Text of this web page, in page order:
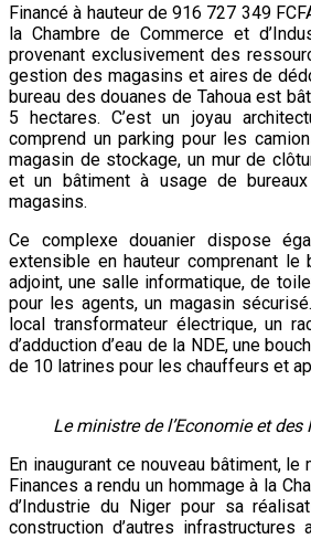
Financé à hauteur de 916 727 349
la Chambre de Commerce et
provenant exclusivement des
gestion des magasins et aires de
bureau des douanes de Tahoua est
5 hectares. C’est un joyau
comprend un parking pour les
magasin de stockage, un mur de
et un bâtiment à usage de
magasins.
Ce complexe douanier dispose
extensible en hauteur comprenant
adjoint, une salle informatique, de
pour les agents, un magasin
local transformateur électrique, un
d’adduction d’eau de la NDE, une
de 10 latrines pour les chauffeurs et
Le ministre de l’Economie et
En inaugurant ce nouveau bâtiment,
Finances a rendu un hommage à la
d’Industrie du Niger pour sa
construction d’autres